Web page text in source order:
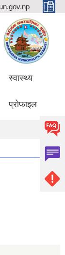
स्वास्थ्य
प्रोफाइल